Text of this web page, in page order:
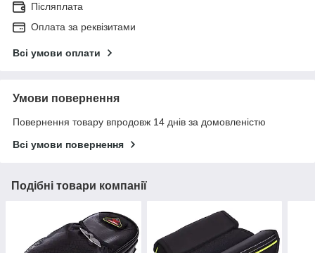
Післяплата
Оплата за реквізитами
Всі умови оплати
Умови повернення
Повернення товару впродовж 14 днів за домовленістю
Всі умови повернення
Подібні товари компанії